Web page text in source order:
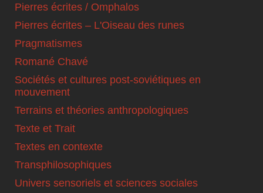
Pierres écrites / Omphalos
Pierres écrites – L'Oiseau des runes
Pragmatismes
Romané Chavé
Sociétés et cultures post-soviétiques en
mouvement
Terrains et théories anthropologiques
Texte et Trait
Textes en contexte
Transphilosophiques
Univers sensoriels et sciences sociales